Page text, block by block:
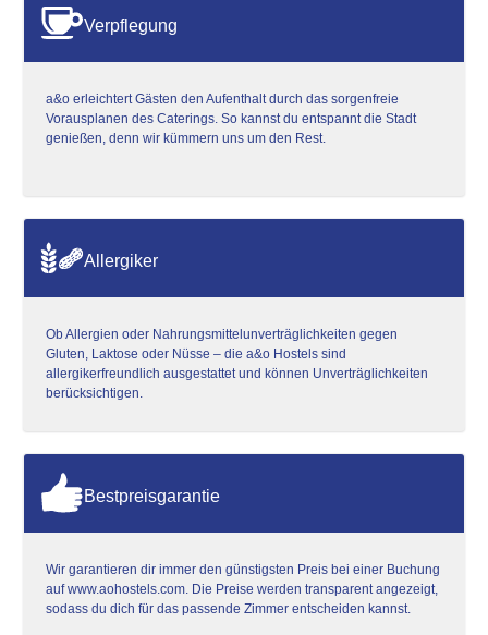
Verpflegung
a&o erleichtert Gästen den Aufenthalt durch das sorgenfreie
Vorausplanen des Caterings. So kannst du entspannt die Stadt
genießen, denn wir kümmern uns um den Rest.
Allergiker
Ob Allergien oder Nahrungsmittelunverträglichkeiten gegen
Gluten, Laktose oder Nüsse – die a&o Hostels sind
allergikerfreundlich ausgestattet und können Unverträglichkeiten
berücksichtigen.
Bestpreisgarantie
Wir garantieren dir immer den günstigsten Preis bei einer Buchung
auf www.aohostels.com. Die Preise werden transparent angezeigt,
sodass du dich für das passende Zimmer entscheiden kannst.